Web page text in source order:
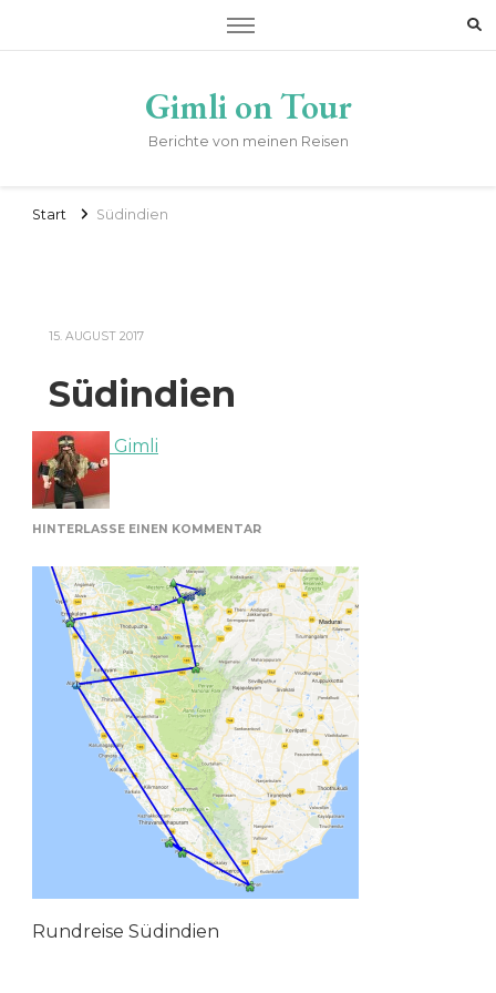
Gimli on Tour
Berichte von meinen Reisen
Start Südindien
15. AUGUST 2017
Südindien
Gimli
HINTERLASSE EINEN KOMMENTARZU
Rundreise Südindien